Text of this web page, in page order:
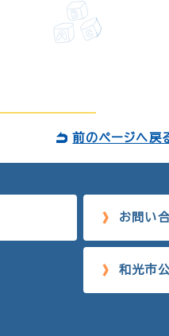
前のページへ戻
お問い
和光市